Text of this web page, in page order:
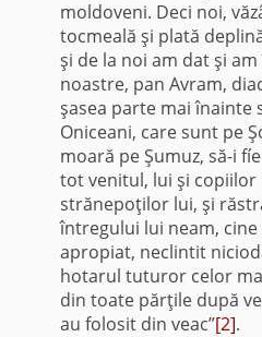
moldoveni. Deci noi,
tocmeală şi plată
şi de la noi am dat şi
noastre, pan Avram,
şasea parte mai înainte
Oniceani, care sunt pe
moară pe Şumuz, să-i
tot venitul, lui şi
strănepoţilor lui, şi
întregului lui neam, cine
apropiat, neclintit
hotarul tuturor celor
din toate părţile după
au folosit din veac”[2].